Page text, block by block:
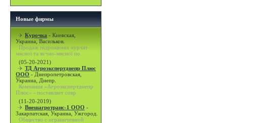
Новые фирмы
Курочка - Киевская,
Украина, Васильков.
Продаж підрощених курчат
мясної та яєчно-мясної по
(05-20-2021)
ТД Агроэкспертднепр Плюс
ООО - Днепропетровская,
Украина, Днепр.
Компания «Агроэкспертднепр
Плюс» - поставляет совр
(11-20-2019)
Внешагротранс-1 ООО -
Закарпатская, Украина, Ужгород.
Общество с ограниченной